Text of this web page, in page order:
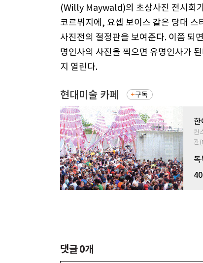
(Willy Maywald)의 초상사진 전시회
코르뷔지에, 요셉 보이스 같은 당대
사진전의 절정판을 보여준다. 이쯤 되
명인사의 사진을 찍으면 유명인사가
지 열린다.
현대미술 카페 구독
한
퀸
관
댓글0개